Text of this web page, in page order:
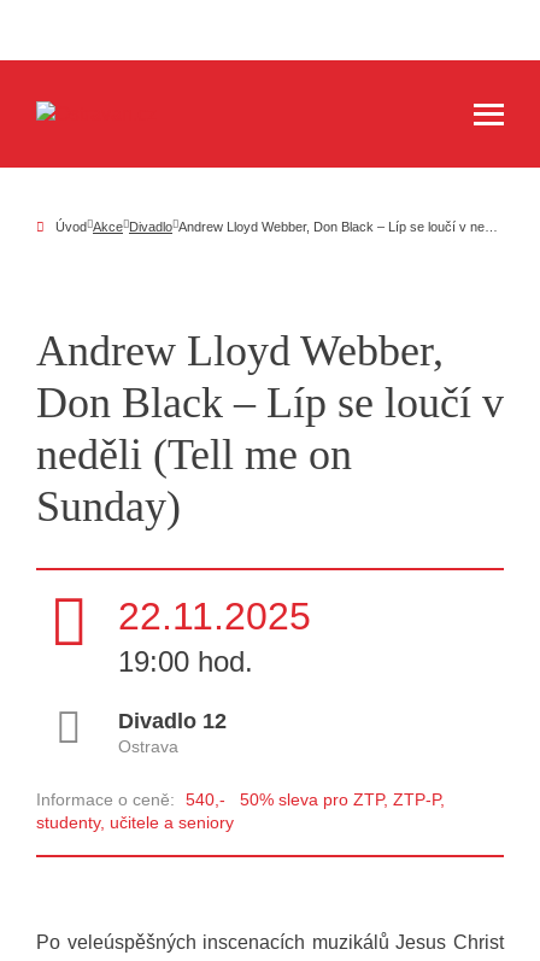
Úvod Akce Divadlo
Andrew Lloyd Webber,
Don Black – Líp se loučí v
neděli (Tell me on
Sunday)
22.11.2025
19:00 hod.
Divadlo 12
Ostrava
Informace o ceně:
540,- 50% sleva pro ZTP, ZTP-P,
studenty, učitele a seniory
Po veleúspěšných inscenacích muzikálů Jesus Christ